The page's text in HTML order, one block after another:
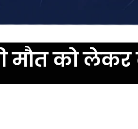
को लेकर